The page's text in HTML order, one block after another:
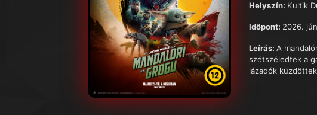
Helyszín: Kultik
Időpont: 2026.
Leírás: A
szétszéledtek a
lázadók